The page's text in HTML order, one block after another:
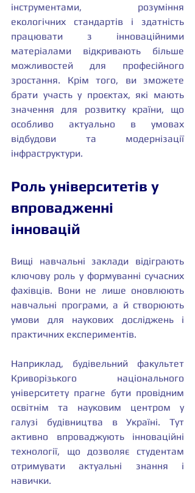
інструментами, розуміння
екологічних стандартів і здатність
працювати з інноваційними
матеріалами відкривають більше
можливостей для професійного
зростання. Крім того, ви зможете
брати участь у проєктах, які мають
значення для розвитку країни, що
особливо актуально в умовах
відбудови та модернізації
інфраструктури.
Роль університетів у
впровадженні
інновацій
Вищі навчальні заклади відіграють
ключову роль у формуванні сучасних
фахівців. Вони не лише оновлюють
навчальні програми, а й створюють
умови для наукових досліджень і
практичних експериментів.
Наприклад, будівельний факультет
Криворізького національного
університету прагне бути провідним
освітнім та науковим центром у
галузі будівництва в Україні. Тут
активно впроваджують інноваційні
технології, що дозволяє студентам
отримувати актуальні знання і
навички.